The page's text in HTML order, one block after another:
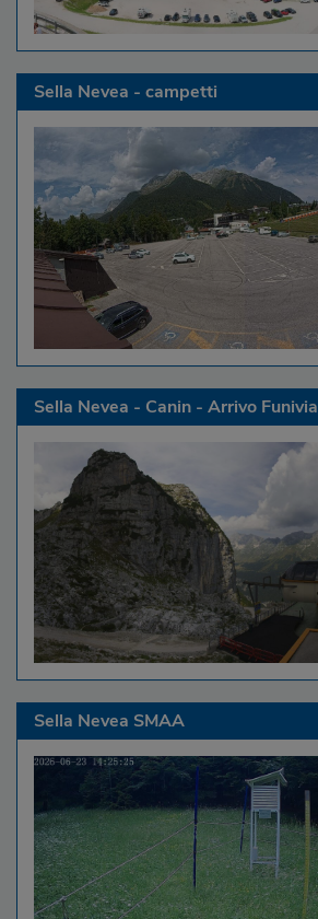
Sella Nevea - campetti
Sella Nevea - Canin - Arrivo Funivia
Sella Nevea SMAA